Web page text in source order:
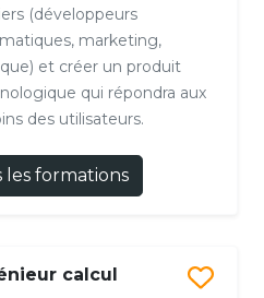
(développeurs
marketing,
et créer un produit
qui répondra aux
des utilisateurs.
les formations
calcul